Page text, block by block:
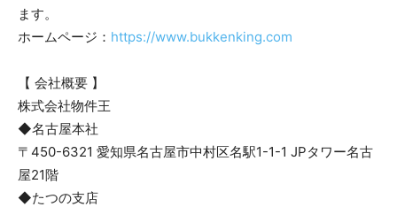
ます。
ホームページ： https://www.bukkenking.com
【 会社概要 】
株式会社物件王
◆名古屋本社
〒450-6321 愛知県名古屋市中村区名駅1-1-1 JPタワー名古
屋21階
◆たつの支店